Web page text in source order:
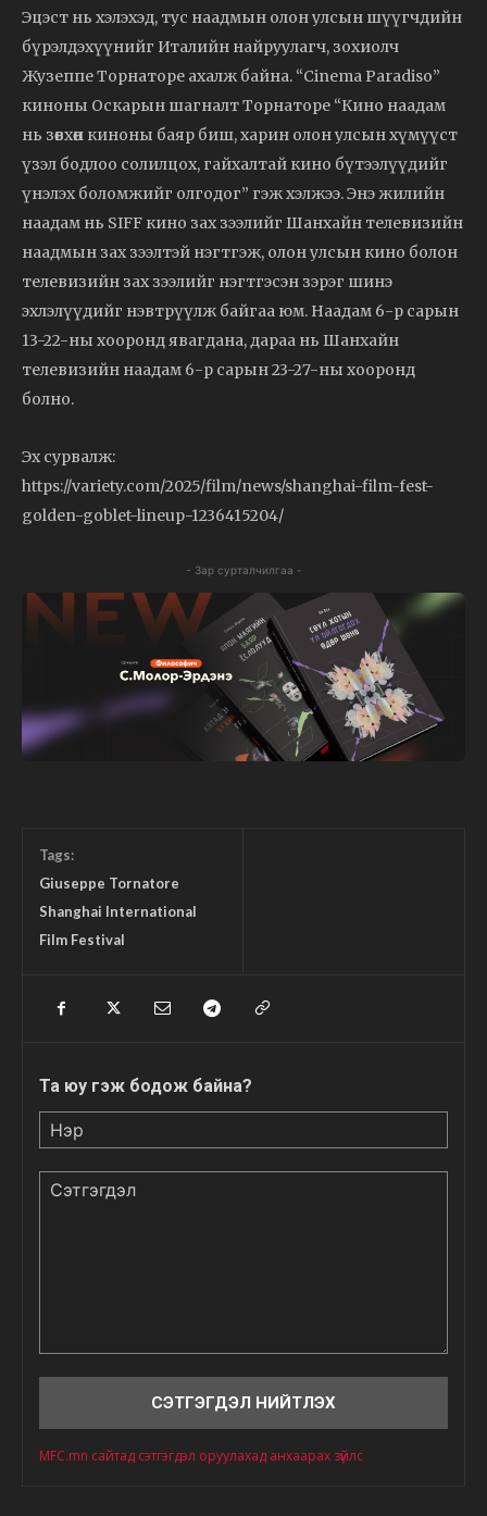
Эцэст нь хэлэхэд, тус наадмын олон улсын шүүгчдийн
бүрэлдэхүүнийг Италийн найруулагч, зохиолч
Жузеппе Торнаторе ахалж байна. “Cinema Paradiso”
киноны Оскарын шагналт Торнаторе “Кино наадам
нь зөвхөн киноны баяр биш, харин олон улсын хүмүүст
үзэл бодлоо солилцох, гайхалтай кино бүтээлүүдийг
үнэлэх боломжийг олгодог” гэж хэлжээ. Энэ жилийн
наадам нь SIFF кино зах зээлийг Шанхайн телевизийн
наадмын зах зээлтэй нэгтгэж, олон улсын кино болон
телевизийн зах зээлийг нэгтгэсэн зэрэг шинэ
эхлэлүүдийг нэвтрүүлж байгаа юм. Наадам 6-р сарын
13-22-ны хооронд явагдана, дараа нь Шанхайн
телевизийн наадам 6-р сарын 23-27-ны хооронд
болно.
Эх сурвалж:
https://variety.com/2025/film/news/shanghai-film-fest-
golden-goblet-lineup-1236415204/
- Зар сурталчилгаа -
Tags:
Giuseppe Tornatore
Shanghai International
Film Festival
Та юу гэж бодож байна?
MFC.mn сайтад сэтгэгдэл оруулахад анхаарах зүйлс